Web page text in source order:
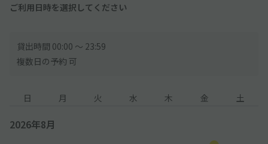
ご利用日時を選択してください
貸出時間 00:00 〜 23:59
複数日の予約 可
日 月 火 水 木 金 土
2026年8月